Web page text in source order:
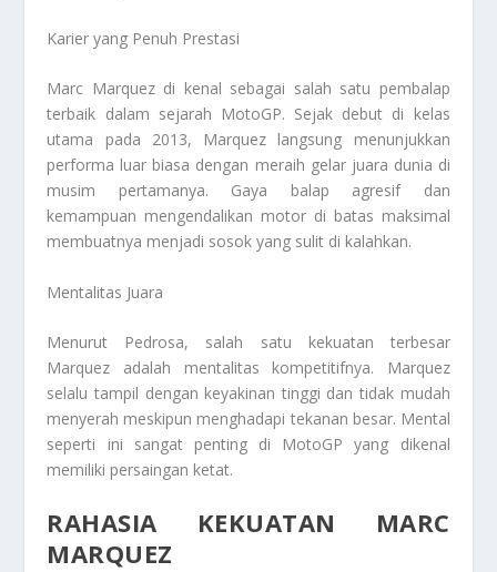
Karier yang Penuh Prestasi
Marc Marquez di kenal sebagai salah satu pembalap
terbaik dalam sejarah MotoGP. Sejak debut di kelas
utama pada 2013, Marquez langsung menunjukkan
performa luar biasa dengan meraih gelar juara dunia di
musim pertamanya. Gaya balap agresif dan
kemampuan mengendalikan motor di batas maksimal
membuatnya menjadi sosok yang sulit di kalahkan.
Mentalitas Juara
Menurut Pedrosa, salah satu kekuatan terbesar
Marquez adalah mentalitas kompetitifnya. Marquez
selalu tampil dengan keyakinan tinggi dan tidak mudah
menyerah meskipun menghadapi tekanan besar. Mental
seperti ini sangat penting di MotoGP yang dikenal
memiliki persaingan ketat.
RAHASIA KEKUATAN MARC
MARQUEZ